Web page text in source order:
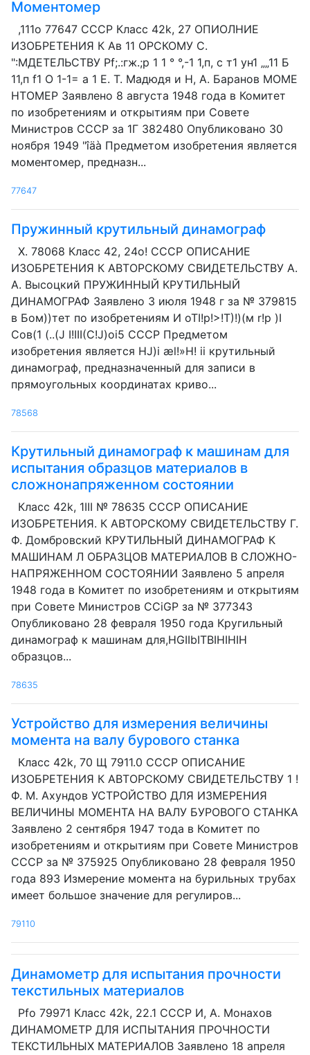
Моментомер
,111о 77647 СССР Класс 42k, 27 ОПИОЛНИЕ
ИЗОБРЕТЕНИЯ К Ав 11 ОРСКОМУ С.
":МДЕТЕЛЬСТВУ Pf;.:гж.;р 1 1 ° °,-1 1,п, с т1 ун1 „„11 Б
11,п f1 О 1-1= а 1 E. Т. Мадюдя и Н, A. Баранов MOME
HTOMEP Заявлено 8 августа 1948 года в Комитет
по изобретениям и открытиям при Совете
Министров СССР за 1Г 382480 Опубликовано 30
ноября 1949 "îäà Предметом изобретения является
моментомер, предназн...
77647
Пружинный крутильный динамограф
X. 78068 Класс 42, 24о! СССР ОПИСАНИЕ
ИЗОБРЕТЕНИЯ К АВТОРСКОМУ СВИДЕТЕЛЬСТВУ А.
А. Высоцкий ПРУЖИННЫЙ КРУТИЛЬНЫЙ
ДИНАМОГРАФ Заявлено 3 июля 1948 г за № 379815
в Бом))тет по изобретениям И oTI!p!>!Т)!)(м r!p )I
Сов(1 (..(J I!III(C!J)oi5 СССР Предметом
изобретения является HJ)i æl!»H! ii крутильный
динамограф, предназначенный для записи в
прямоугольных координатах криво...
78568
Крутильный динамограф к машинам для
испытания образцов материалов в
сложнонапряженном состоянии
Класс 42k, 1III № 78635 СССР ОПИСАНИЕ
ИЗОБРЕТЕНИЯ. К АВТОРСКОМУ СВИДЕТЕЛЬСТВУ Г.
Ф. Домбровский КРУТИЛЬНЫЙ ДИНАМОГРАФ К
МАШИНАМ Л ОБРАЗЦОВ МАТЕРИАЛОВ В СЛОЖНО-
НАПРЯЖЕННОМ СОСТОЯНИИ Заявлено 5 апреля
1948 года в Комитет по изобретениям и открытиям
при Совете Министров CCiGP за № 377343
Опубликовано 28 февраля 1950 года Кругильный
динамограф к машинам для,HGIIbITBIHIHIH
образцов...
78635
Устройство для измерения величины
момента на валу бурового станка
Класс 42k, 70 Щ 7911.0 СССР ОПИСАНИЕ
ИЗОБРЕТЕНИЯ К АВТОРСКОМУ СВИДЕТЕЛЬСТВУ 1 !
Ф. М. Ахундов УСТРОЙСТВО ДЛЯ ИЗМЕРЕНИЯ
ВЕЛИЧИНЫ МОМЕНТА НА ВАЛУ БУРОВОГО СТАНКА
Заявлено 2 сентября 1947 тода в Комитет по
изобретениям и открытиям при Совете Министров
СССР за № 375925 Опубликовано 28 февраля 1950
года 893 Измерение момента на бурильных трубах
имеет большое значение для регулиров...
79110
Динамометр для испытания прочности
текстильных материалов
Pfo 79971 Класс 42k, 22.1 СССР И, А. Монахов
ДИНАМОМЕТР ДЛЯ ИСПЫТАНИЯ ПРОЧНОСТИ
ТЕКСТИЛЬНЫХ МАТЕРИАЛОВ Заявлено 18 апреля